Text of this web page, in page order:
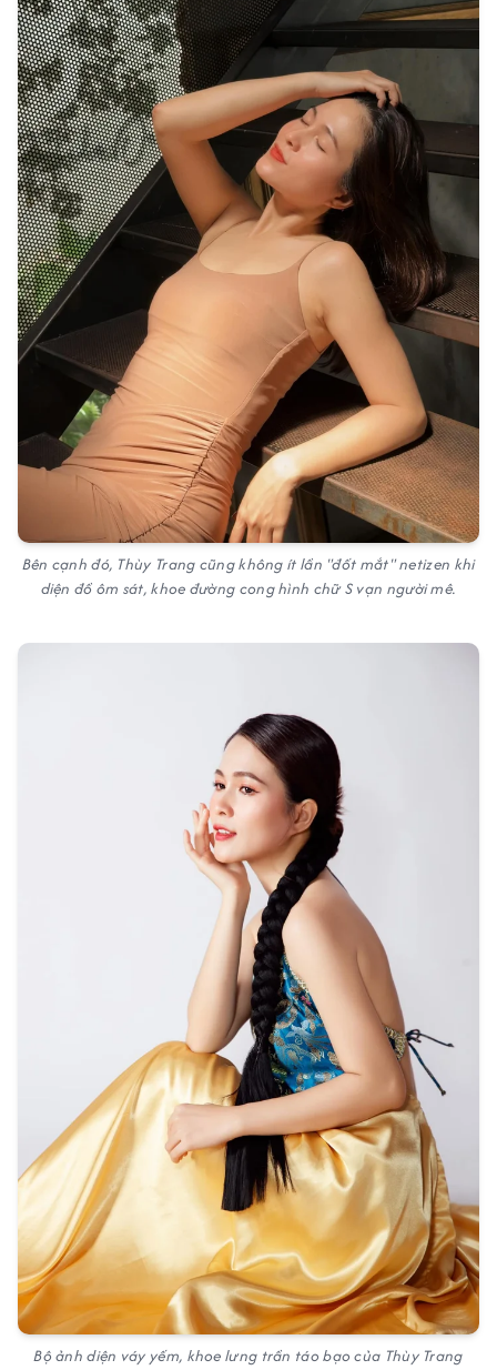
Bên cạnh đó, Thùy Trang cũng không ít lần "đốt mắt" netizen khi
diện đồ ôm sát, khoe đường cong hình chữ S vạn người mê.
Bộ ảnh diện váy yếm, khoe lưng trần táo bạo của Thùy Trang